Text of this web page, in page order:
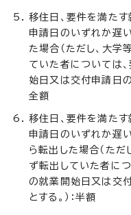
移住日、要件を満た
申請日のいずれか遅
た場合（ただし、大
ていた者については
始日又は交付申請日の
全額
移住日、要件を満た
申請日のいずれか遅
ら転出した場合（た
ず転出していた者に
の就業開始日又は交
とする。）：半額